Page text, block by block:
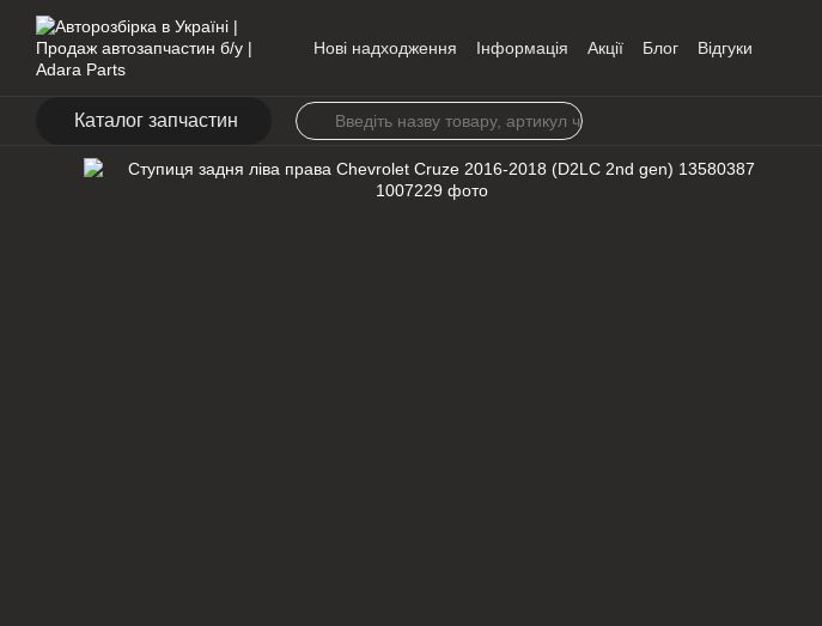
Перейти до основного контенту
Нові надходження
Інформація Акції Блог
Відгуки
Каталог запчастин